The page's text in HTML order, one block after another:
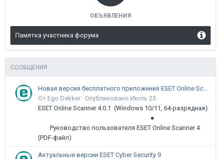
ОБЪЯВЛЕНИЯ
Памятка участника форума
СООБЩЕНИЯ
Новая версия бесплатного приложения ESET Online Scanner доступна пользователям
От Ego Dekker · Опубликовано Июль 25
ESET Online Scanner 4.0.1 (Windows 10/11, 64-разрядная)
●
Руководство пользователя ESET Online Scanner 4
(PDF-файл)
Актуальные версии ESET Cyber Security 9